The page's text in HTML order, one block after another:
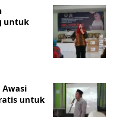
untuk
Awasi
untuk